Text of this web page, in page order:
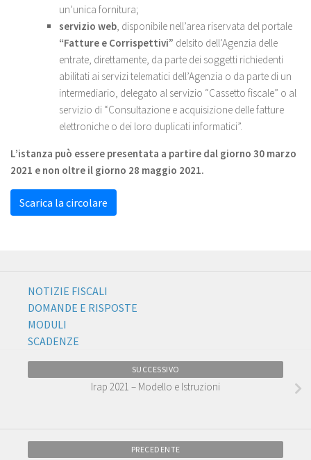
un’unica fornitura;
servizio web, disponibile nell’area riservata del portale
“Fatture e Corrispettivi” delsito dell’Agenzia delle
entrate, direttamente, da parte dei soggetti richiedenti
abilitati ai servizi telematici dell’Agenzia o da parte di un
intermediario, delegato al servizio “Cassetto fiscale” o al
servizio di “Consultazione e acquisizione delle fatture
elettroniche o dei loro duplicati informatici”.
L’istanza può essere presentata a partire dal giorno 30 marzo
2021 e non oltre il giorno 28 maggio 2021.
Scarica la circolare
NOTIZIE FISCALI
DOMANDE E RISPOSTE
MODULI
SCADENZE
SUCCESSIVO
Irap 2021 – Modello e Istruzioni
PRECEDENTE